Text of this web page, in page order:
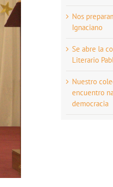
Nos
Ignaciano
Se abre la
Literario
Nuestro
encuentro
democracia